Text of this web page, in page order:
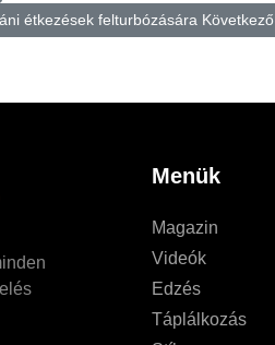
étkezések felturbózására Következő
Menük
Magazin
Videók
Edzés
Táplálkozás